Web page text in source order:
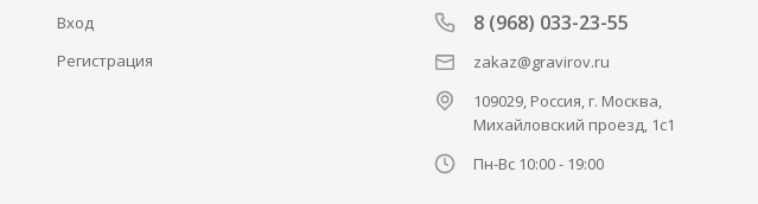
Вход
Регистрация
8 (968) 033-23-55
zakaz@gravirov.ru
109029, Россия, г. Москва,
Михайловский проезд, 1с1
Пн-Вс 10:00 - 19:00